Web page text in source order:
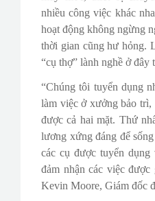
nhiều công việc khác
hoạt động không ngừng
thời gian cũng hư hỏng.
“cụ thợ” lành nghề ở đây
“Chúng tôi tuyển dụng
làm việc ở xưởng bảo trì,
được cả hai mặt. Thứ
lương xứng đáng để
các cụ được tuyển dụng
đảm nhận các việc được
Kevin Moore, Giám đốc